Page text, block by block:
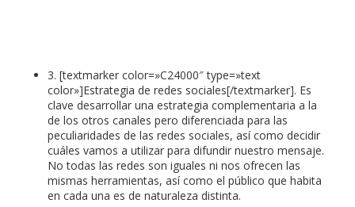
3. [textmarker color=»C24000″ type=»text
color»]Estrategia de redes sociales[/textmarker]. Es
clave desarrollar una estrategia complementaria a la
de los otros canales pero diferenciada para las
peculiaridades de las redes sociales, así como decidir
cuáles vamos a utilizar para difundir nuestro mensaje.
No todas las redes son iguales ni nos ofrecen las
mismas herramientas, así como el público que habita
en cada una es de naturaleza distinta.